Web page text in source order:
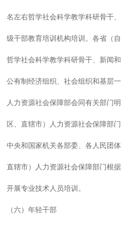
名左右哲学社会科学教学科研骨干
级干部教育培训机构培训。各省（
哲学社会科学教学科研骨干、新闻
公有制经济组织、社会组织和基层
人力资源社会保障部会同有关部门
区、直辖市）人力资源社会保障部
中央和国家机关各部委、各人民团
直辖市）人力资源社会保障部门根
开展专业技术人员培训。
（六）年轻干部